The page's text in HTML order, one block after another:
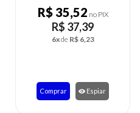
R$ 26,58no PIX
R$ 27,98
5x deR$ 5,60
Comprar Espiar